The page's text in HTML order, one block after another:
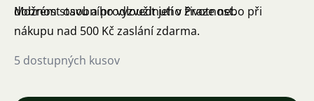
dobrém stavu a prodloužit jeho životnost.
Možnost osobního vyzvednutí v Praze nebo při
nákupu nad 500 Kč zaslání zdarma.
5 dostupných kusov